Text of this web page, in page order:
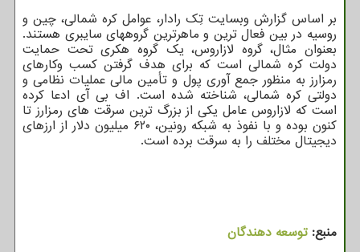
بر اساس گزارش وبسایت تِک رادار، عوامل کره شمالی، چین و
روسیه در بین فعال ترین و ماهرترین گروههای سایبری هستند.
بعنوان مثال، گروه لازاروس، یک گروه هکری تحت حمایت
دولت کره شمالی است که برای هدف گرفتن کسب وکارهای
رمزارز به منظور جمع آوری پول و تأمین مالی عملیات نظامی و
دولتی کره شمالی، شناخته شده است. اف بی آی ادعا کرده
است که لازاروس عامل یکی از بزرگ ترین سرقت های رمزارز تا
کنون بوده و با نفوذ به شبکه رونین، ۶۲۰ میلیون دلار از ارزهای
دیجیتال مختلف را به سرقت برده است.
منبع: توسعه دهندگان